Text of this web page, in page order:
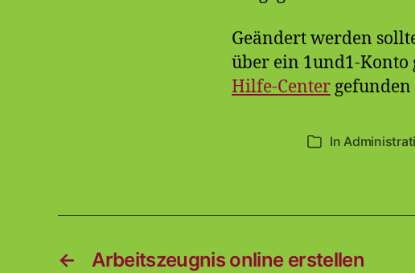
Geändert werden
über ein 1und1-Konto
Hilfe-Center
Kategorien
In
← Arbeitszeugnis online erstellen